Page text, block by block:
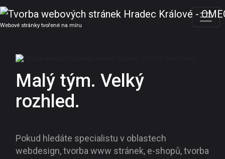
Webové stránky tvořené na míru
Malý tým. Velký
rozhled.
Pokud hledáte specialistu v oblastech
webdesign, tvorba www stránek, e-shopů, tvorba